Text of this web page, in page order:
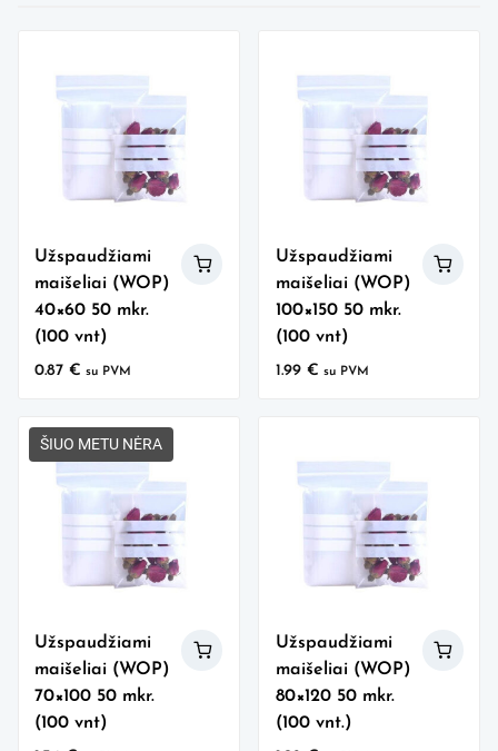
Užspaudžiami
maišeliai (WOP)
40×60 50 mkr.
(100 vnt)
0.87€ su PVM
Užspaudžiami
maišeliai (WOP)
100×150 50 mkr.
(100 vnt)
1.99 € su PVM
ŠIUO METU NĖRA
Užspaudžiami
maišeliai (WOP)
70×100 50 mkr.
(100 vnt)
Užspaudžiami
maišeliai (WOP)
80×120 50 mkr.
(100 vnt.)